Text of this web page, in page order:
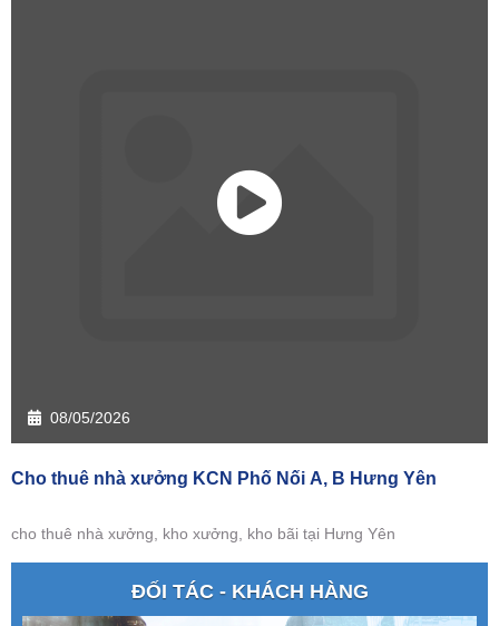
08/05/2026
Cho thuê nhà xưởng KCN Phố Nối A, B Hưng Yên
cho thuê nhà xưởng, kho xưởng, kho bãi tại Hưng Yên
ĐỐI TÁC - KHÁCH HÀNG